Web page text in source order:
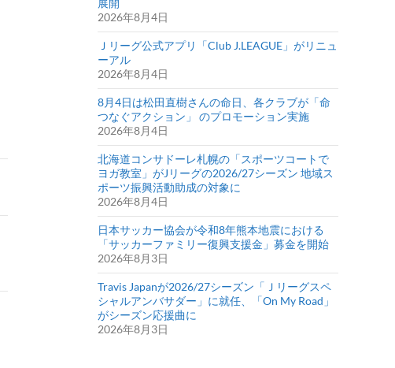
展開
2026年8月4日
Ｊリーグ公式アプリ「Club J.LEAGUE」がリニュ
ーアル
2026年8月4日
8月4日は松田直樹さんの命日、各クラブが「命
つなぐアクション」 のプロモーション実施
2026年8月4日
北海道コンサドーレ札幌の「スポーツコートで
ヨガ教室」がJリーグの2026/27シーズン 地域ス
ポーツ振興活動助成の対象に
2026年8月4日
日本サッカー協会が令和8年熊本地震における
「サッカーファミリー復興支援金」募金を開始
2026年8月3日
Travis Japanが2026/27シーズン「Ｊリーグスペ
シャルアンバサダー」に就任、「On My Road」
がシーズン応援曲に
2026年8月3日